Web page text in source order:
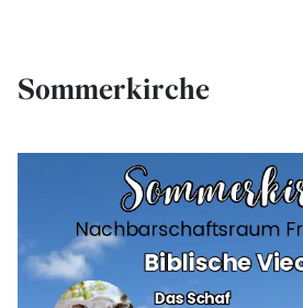
Sommerkirche